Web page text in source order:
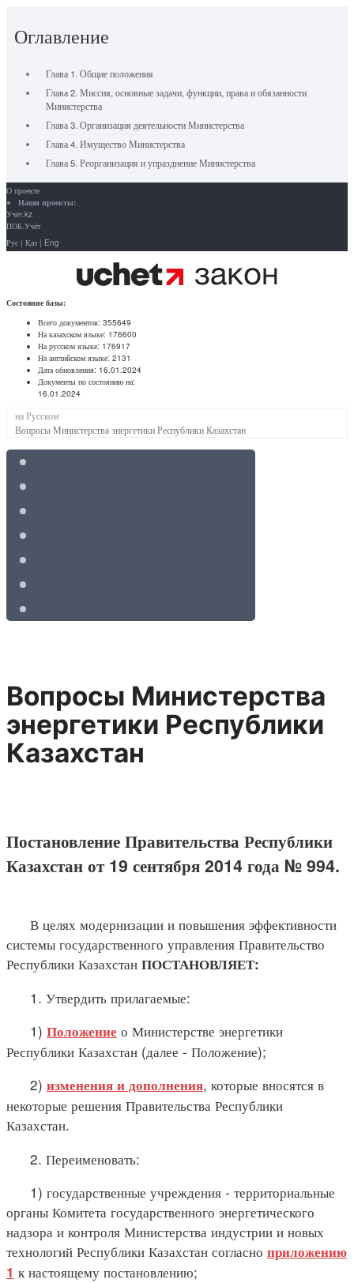
Оглавление
Глава 1. Общие положения
Глава 2. Миссия, основные задачи, функции, права и обязанности
Министерства
Глава 3. Организация деятельности Министерства
Глава 4. Имущество Министерства
Глава 5. Реорганизация и упразднение Министерства
О проекте
Наши проекты:
Учёт.kz
ПОБ.Учёт
Рус | Қаз | Eng
Состояние базы:
Всего документов: 355649
На казахском языке: 176600
На русском языке: 176917
На английском языке: 2131
Дата обновления: 16.01.2024
Документы по состоянию на:
16.01.2024
на Русском
Вопросы Министерства энергетики Республики Казахстан
Вопросы Министерства
энергетики Республики
Казахстан
Постановление Правительства Республики
Казахстан от 19 сентября 2014 года № 994.
В целях модернизации и повышения эффективности
системы государственного управления Правительство
Республики Казахстан ПОСТАНОВЛЯЕТ:
1. Утвердить прилагаемые:
1) Положение о Министерстве энергетики
Республики Казахстан (далее - Положение);
2) изменения и дополнения, которые вносятся в
некоторые решения Правительства Республики
Казахстан.
2. Переименовать:
1) государственные учреждения - территориальные
органы Комитета государственного энергетического
надзора и контроля Министерства индустрии и новых
технологий Республики Казахстан согласно приложению
1 к настоящему постановлению;